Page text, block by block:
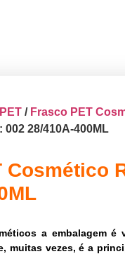
/ Frasco PET
002 28/410A-400ML
Cosmético
a embalagem é
muitas vezes, é a